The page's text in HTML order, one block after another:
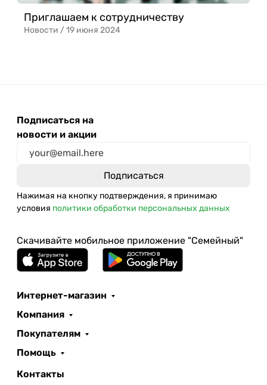
Приглашаем к сотрудничеству
Новости /19 июня 2024
Подписаться на
новости и акции
Нажимая на кнопку подтверждения, я принимаю
условия политики обработки персональных данных
Скачивайте мобильное приложение "Семейный"
Интернет-магазин
Компания
Покупателям
Помощь
Контакты